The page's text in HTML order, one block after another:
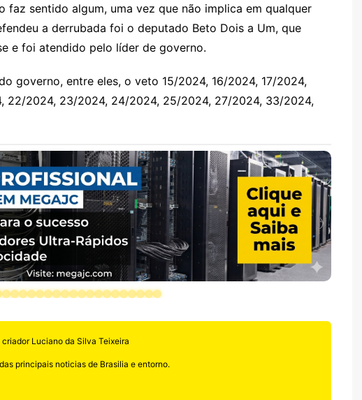
sentido algum, uma vez que não implica em qualquer
a derrubada foi o deputado Beto Dois a Um, que
e foi atendido pelo líder de governo.
governo, entre eles, o veto 15/2024, 16/2024, 17/2024,
22/2024, 23/2024, 24/2024, 25/2024, 27/2024, 33/2024,
Luciano da Silva Teixeira
principais noticias de Brasilia e entorno.